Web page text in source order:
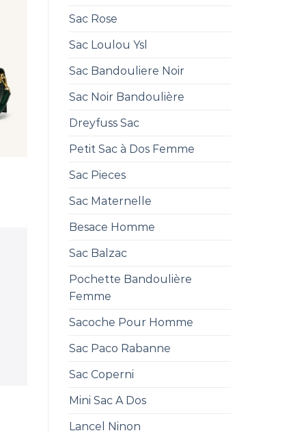
Sac Rose
Sac Loulou Ysl
Sac Bandouliere Noir
Sac Noir Bandoulière
Dreyfuss Sac
Petit Sac à Dos Femme
Sac Pieces
Sac Maternelle
Besace Homme
Sac Balzac
Pochette Bandoulière
Femme
Sacoche Pour Homme
Sac Paco Rabanne
Sac Coperni
Mini Sac A Dos
Lancel Ninon